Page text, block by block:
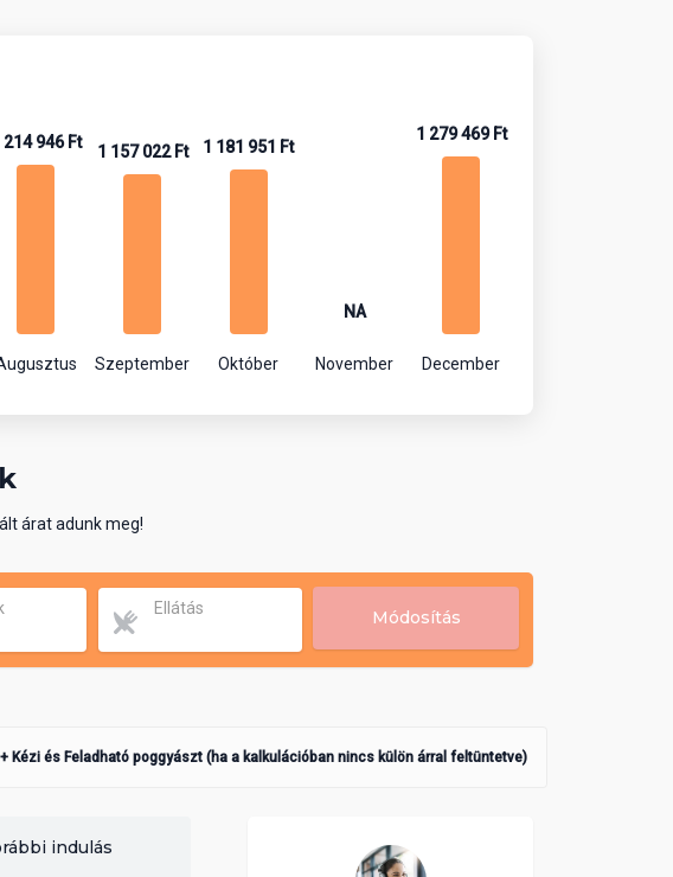
214 946 Ft 1 157 022 Ft
Szeptember
1 181 951 Ft
Október
NA
November
1 279 469 Ft
December
árat adunk meg!
Ellátás Módosítás
és Feladható poggyászt (ha a kalkulációban nincs külön árral feltüntetve)
indulás